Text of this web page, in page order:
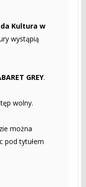
Kultura w
wystąpią
GREY.
wolny.
można
pod tytułem